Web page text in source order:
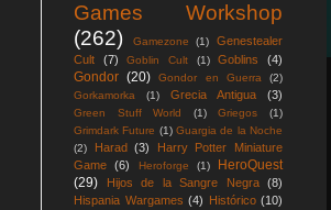
Games Workshop
(262)
Gamezone (1)
Genestealer
Cult
(7) Goblin Cult (1) Goblins (4)
Gondor (20) Gondor en Guerra
(2)
Gorkamorka
(1) Grecia Antigua (3)
Green Stuff World (1) Griegos
(1)
Grimdark Future (1) Guargia de la Noche
(2)
Harad (3)
Harry Potter Miniature
Game
(6) Heroforge (1)
HeroQuest
(29)
Hijos de la Sangre Negra
(8)
Hispania Wargames (4) Histórico (10)